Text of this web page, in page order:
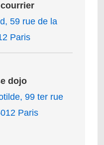
59 rue de la
Paris
dojo
99 ter rue
Paris